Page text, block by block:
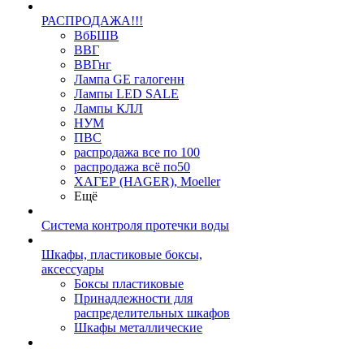
РАСПРОДАЖА!!!
ВбБШВ
ВВГ
ВВГнг
Лампа GE галогенн
Лампы LED SALE
Лампы КЛЛ
НУМ
ПВС
распродажа все по 100
распродажа всё по50
ХАГЕР (HAGER), Moeller
Ещё
Система контроля протечки воды
Шкафы, пластиковые боксы,
аксессуары
Боксы пластиковые
Принадлежности для
распределительных шкафов
Шкафы металлические